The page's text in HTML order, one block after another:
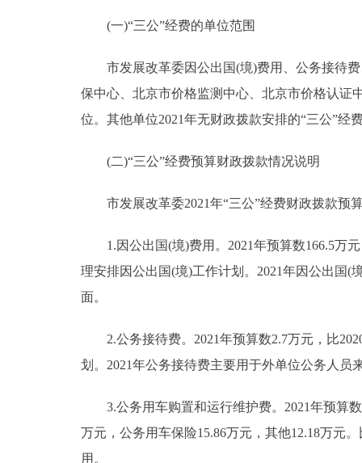
(一)“三公”经费的单位范围
市发展改革委因公出国(境)费用、公务接待费
保中心、北京市价格监测中心、北京市价格认证
位。其他单位2021年无财政拨款安排的“三公”经
(二)“三公”经费预算财政拨款情况说明
市发展改革委2021年“三公”经费财政拨款预算
1.因公出国(境)费用。2021年预算数166.5万元
理安排因公出国(境)工作计划。2021年因公出国
面。
2.公务接待费。2021年预算数2.7万元，比
划。2021年公务接待费主要用于外单位公务人
3.公务用车购置和运行维护费。2021年预算数
万元，公务用车保险15.86万元，其他12.18万元
用。